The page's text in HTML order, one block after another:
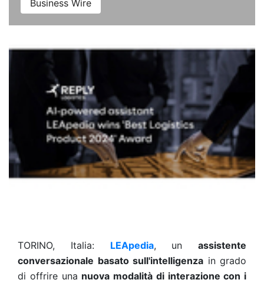
Business Wire
TORINO, Italia: LEApedia, un assistente
conversazionale basato sull'intelligenza in grado
di offrire una nuova modalità di interazione con i